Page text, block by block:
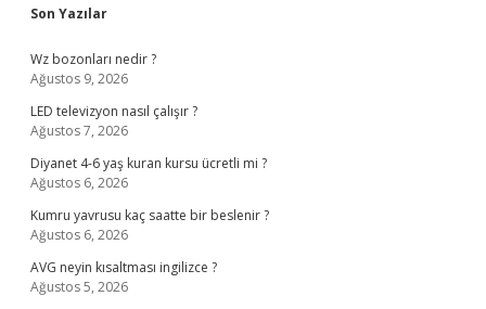
Sidebar
Son Yazılar
Wz bozonları nedir ?
Ağustos 9, 2026
LED televizyon nasıl çalışır ?
Ağustos 7, 2026
Diyanet 4-6 yaş kuran kursu ücretli mi ?
Ağustos 6, 2026
Kumru yavrusu kaç saatte bir beslenir ?
Ağustos 6, 2026
AVG neyin kısaltması ingilizce ?
Ağustos 5, 2026